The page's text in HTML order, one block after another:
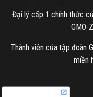
Đại lý cấp 1 chính thức
GMO-
Thành viên của tập đoàn
miền